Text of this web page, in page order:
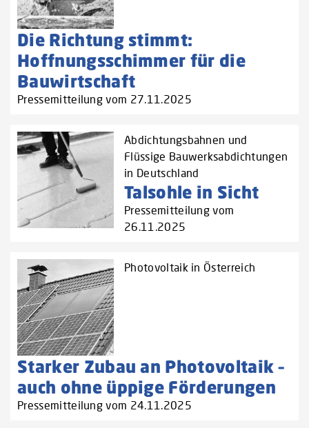
Die Richtung stimmt:
Hoffnungsschimmer für die
Bauwirtschaft
Pressemitteilung vom 27.11.2025
Abdichtungsbahnen und
Flüssige Bauwerksabdichtungen
in Deutschland
Talsohle in Sicht
Pressemitteilung vom
26.11.2025
Photovoltaik in Österreich
Starker Zubau an Photovoltaik –
auch ohne üppige Förderungen
Pressemitteilung vom 24.11.2025